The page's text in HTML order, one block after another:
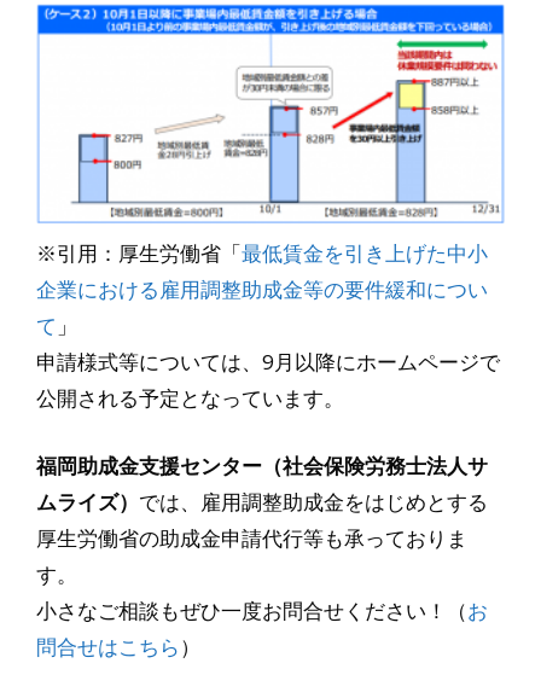
※引用：厚生労働省「最低賃金を引き上げた中小
企業における雇用調整助成金等の要件緩和につい
て 」
申請様式等については、9月以降にホームページで
公開される予定となっています。
福岡助成金支援センター（社会保険労務士法人サ
ムライズ） では、雇用調整助成金をはじめとする
厚生労働省の助成金申請代行等も承っておりま
す。
小さなご相談もぜひ一度お問合せください！（お
問合せはこちら）